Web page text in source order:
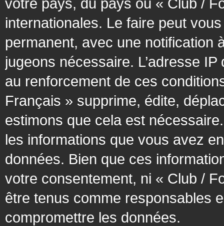
internationales. Le faire peut
permanent, avec une notification
jugeons nécessaire. L’adresse
au renforcement de ces
Français » supprime, édite,
estimons que cela est
les informations que vous avez
données. Bien que ces
votre consentement, ni « Club /
être tenus comme responsables
compromettre les données.